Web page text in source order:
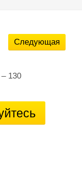
Следующая
130